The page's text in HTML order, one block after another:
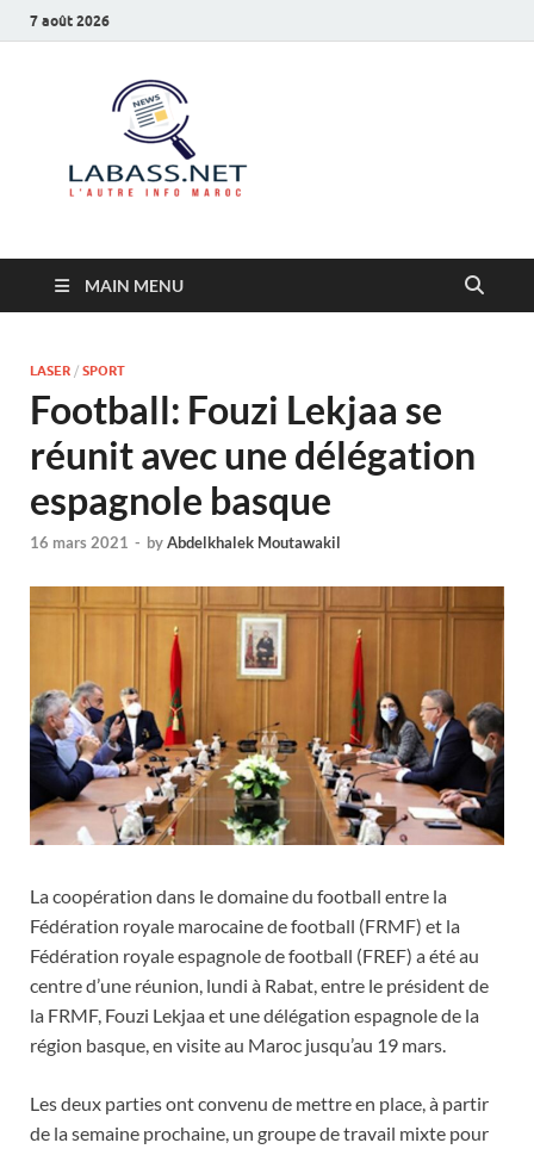
7 août 2026
MAIN MENU
LASER / SPORT
Football: Fouzi Lekjaa se
réunit avec une délégation
espagnole basque
16 mars 2021 - byAbdelkhalek Moutawakil
La coopération dans le domaine du football entre la
Fédération royale marocaine de football (FRMF) et la
Fédération royale espagnole de football (FREF) a été au
centre d’une réunion, lundi à Rabat, entre le président de
la FRMF, Fouzi Lekjaa et une délégation espagnole de la
région basque, en visite au Maroc jusqu’au 19 mars.
Les deux parties ont convenu de mettre en place, à partir
de la semaine prochaine, un groupe de travail mixte pour